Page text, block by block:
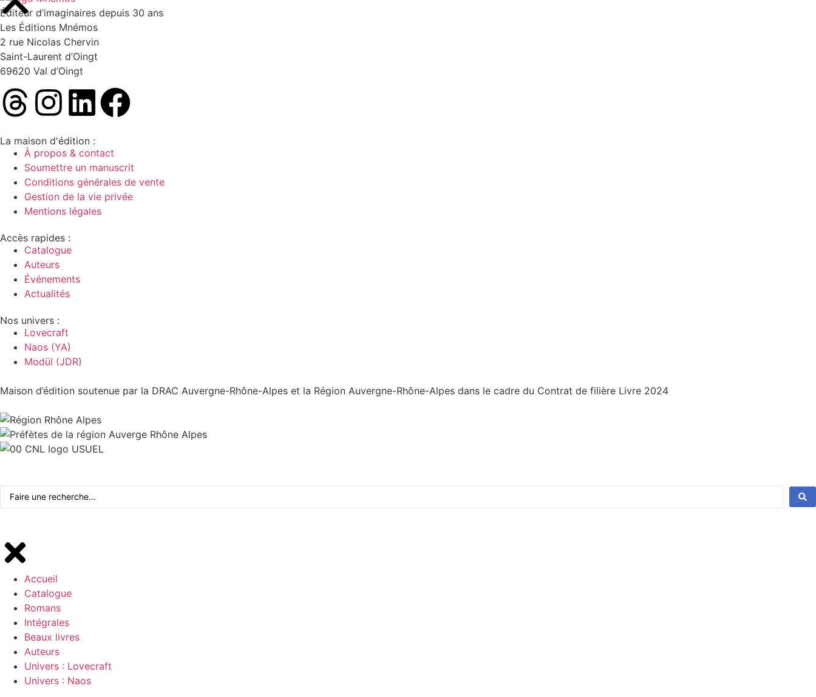
Éditeur d’imaginaires depuis 30 ans
Les Éditions Mnémos
2 rue Nicolas Chervin
Saint-Laurent d’Oingt
69620 Val d’Oingt
La maison d'édition :
À propos & contact
Soumettre un manuscrit
Conditions générales de vente
Gestion de la vie privée
Mentions légales
Accès rapides :
Catalogue
Auteurs
Événements
Actualités
Nos univers :
Lovecraft
Naos (YA)
Modül (JDR)
Maison d’édition soutenue par la DRAC Auvergne-Rhône-Alpes et la Région Auvergne-Rhône-Alpes dans le cadre du Contrat de filière Livre 2024
Accueil
Catalogue
Romans
Intégrales
Beaux livres
Auteurs
Univers : Lovecraft
Univers : Naos